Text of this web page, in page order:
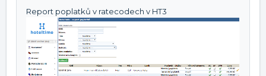
Report poplatků v ratecodech v HT3